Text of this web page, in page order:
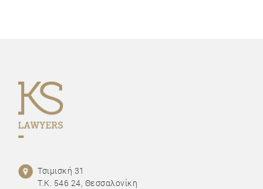
Τσιμισκή 31
Τ.Κ. 546 24, Θεσσαλονίκη